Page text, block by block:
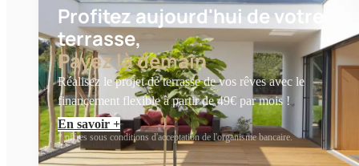
Profitez aujourd'hui de votre
terrasse,
Payez là demain
Réalisez le projet de terrasse de vos rêves avec le
financement flexible à partir de 49€ par mois !
En savoir +
* offres sous conditions d'acceptation de l'organisme bancaire.